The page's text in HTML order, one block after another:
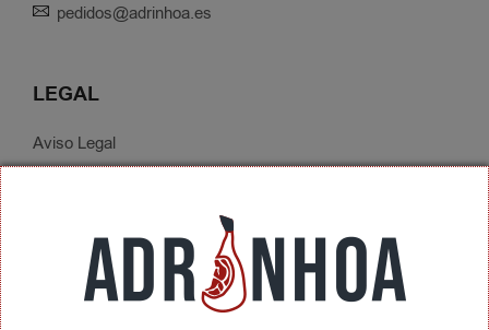
pedidos@adrinhoa.es
LEGAL
Aviso Legal
Condiciones de Contratación
Envíos y Devoluciones
SOBRE ADRINHOA